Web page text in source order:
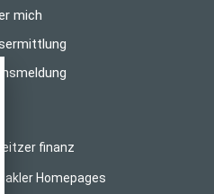
mich
finanz
Makler Homepages